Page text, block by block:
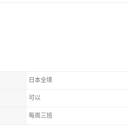
日本全境
可以
每周三班